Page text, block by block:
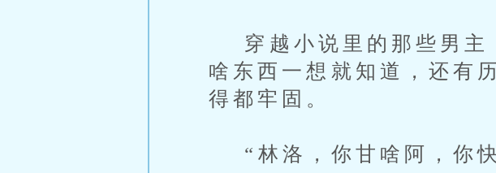
穿越小说里的那些男主
啥东西一想就知道，还有
得都牢固。
“林洛，你甘啥阿，你